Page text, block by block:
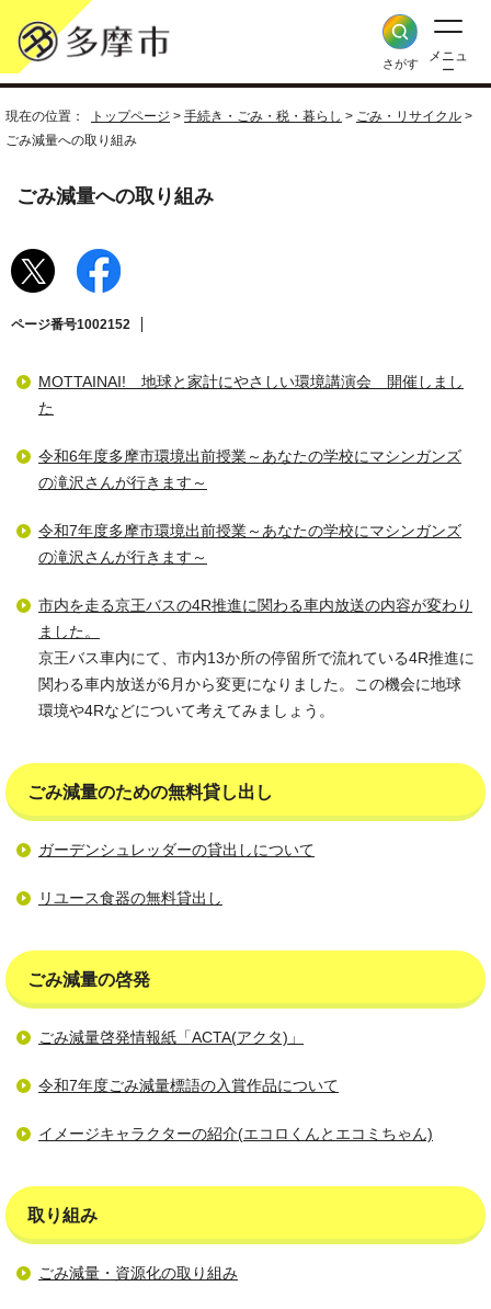
さがす
メニュ
ー
現在の位置： トップページ > 手続き・ごみ・税・暮らし > ごみ・リサイクル >
ごみ減量への取り組み
ごみ減量への取り組み
ページ番号1002152
MOTTAINAI! 地球と家計にやさしい環境講演会 開催しまし
た
令和6年度多摩市環境出前授業～あなたの学校にマシンガンズ
の滝沢さんが行きます～
令和7年度多摩市環境出前授業～あなたの学校にマシンガンズ
の滝沢さんが行きます～
市内を走る京王バスの4R推進に関わる車内放送の内容が変わり
ました。
京王バス車内にて、市内13か所の停留所で流れている4R推進に
関わる車内放送が6月から変更になりました。この機会に地球
環境や4Rなどについて考えてみましょう。
ごみ減量のための無料貸し出し
ガーデンシュレッダーの貸出しについて
リユース食器の無料貸出し
ごみ減量の啓発
ごみ減量啓発情報紙「ACTA(アクタ)」
令和7年度ごみ減量標語の入賞作品について
イメージキャラクターの紹介(エコロくんとエコミちゃん)
取り組み
ごみ減量・資源化の取り組み